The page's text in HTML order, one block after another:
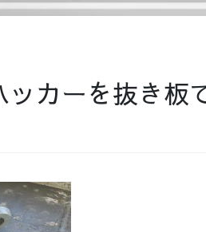
カーを抜き板